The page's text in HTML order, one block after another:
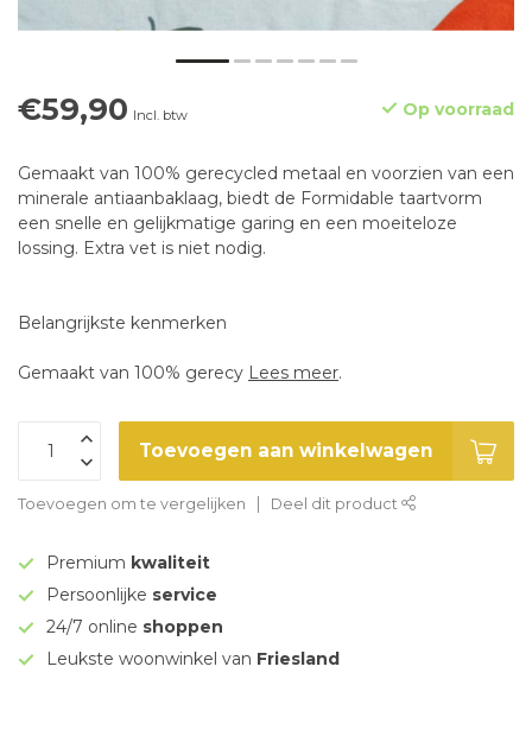
€59,90 Incl. btw Op voorraad
Gemaakt van 100% gerecycled metaal en voorzien van een
minerale antiaanbaklaag, biedt de Formidable taartvorm
een snelle en gelijkmatige garing en een moeiteloze
lossing. Extra vet is niet nodig.
Belangrijkste kenmerken
Gemaakt van 100% gerecy Lees meer.
Toevoegen aan winkelwagen
Toevoegen om te vergelijken Deel dit product
Premium kwaliteit
Persoonlijke service
24/7 online shoppen
Leukste woonwinkel van Friesland